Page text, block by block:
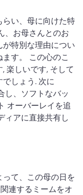
い、母に向けた特
、お母さんとのお
特別な理由につい
す。 この心のこ
楽しいです, そして
しょう. 次に
し、ソフトなバッ
オーバーレイを追
ィアに直接共有し
て、この母の日を
in a new tab)
関連するミームをオ